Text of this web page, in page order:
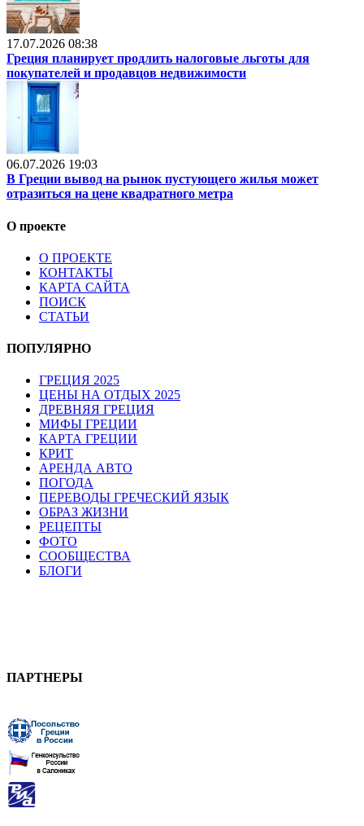
17.07.2026 08:38
Греция планирует продлить налоговые льготы для
покупателей и продавцов недвижимости
06.07.2026 19:03
В Греции вывод на рынок пустующего жилья может
отразиться на цене квадратного метра
О проекте
О ПРОЕКТЕ
КОНТАКТЫ
КАРТА САЙТА
ПОИСК
СТАТЬИ
ПОПУЛЯРНО
ГРЕЦИЯ 2025
ЦЕНЫ НА ОТДЫХ 2025
ДРЕВНЯЯ ГРЕЦИЯ
МИФЫ ГРЕЦИИ
КАРТА ГРЕЦИИ
КРИТ
АРЕНДА АВТО
ПОГОДА
ПЕРЕВОДЫ ГРЕЧЕСКИЙ ЯЗЫК
ОБРАЗ ЖИЗНИ
РЕЦЕПТЫ
ФОТО
СООБЩЕСТВА
БЛОГИ
ПАРТНЕРЫ